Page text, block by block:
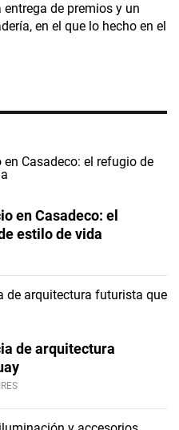
de premios y un
en el que lo hecho en el
en Casadeco: el
estilo de vida
de arquitectura